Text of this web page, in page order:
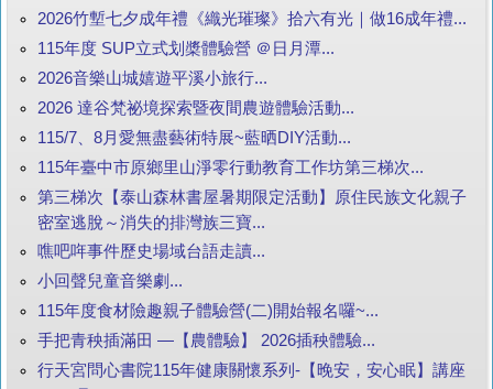
2026竹塹七夕成年禮《織光璀璨》拾六有光｜做16成年禮...
115年度 SUP立式划槳體驗營 ＠日月潭...
2026音樂山城嬉遊平溪小旅行...
2026 達谷梵祕境探索暨夜間農遊體驗活動...
115/7、8月愛無盡藝術特展~藍晒DIY活動...
115年臺中市原鄉里山淨零行動教育工作坊第三梯次...
第三梯次【泰山森林書屋暑期限定活動】原住民族文化親子
密室逃脫～消失的排灣族三寶...
噍吧哖事件歷史場域台語走讀...
小回聲兒童音樂劇...
115年度食材險趣親子體驗營(二)開始報名囉~...
手把青秧插滿田 —【農體驗】 2026插秧體驗...
行天宮問心書院115年健康關懷系列-【晚安，安心眠】講座